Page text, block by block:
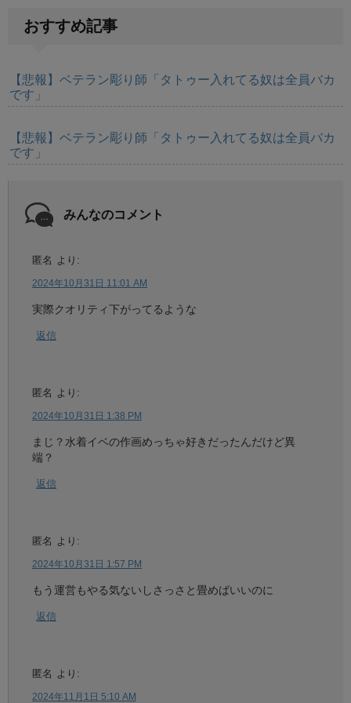
おすすめ記事
【悲報】ベテラン彫り師「タトゥー入れてる奴は全員バカ
です」
【悲報】ベテラン彫り師「タトゥー入れてる奴は全員バカ
です」
みんなのコメント
匿名 より:
2024年10月31日 11:01 AM
実際クオリティ下がってるような
返信
匿名 より:
2024年10月31日 1:38 PM
まじ？水着イベの作画めっちゃ好きだったんだけど異
端？
返信
匿名 より:
2024年10月31日 1:57 PM
もう運営もやる気ないしさっさと畳めばいいのに
返信
匿名 より:
2024年11月1日 5:10 AM